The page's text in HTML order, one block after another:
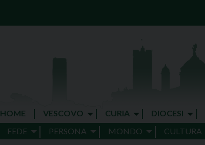
HOME VESCOVO CURIA DIOCESI
FEDE
PERSONA MONDO CULTURA